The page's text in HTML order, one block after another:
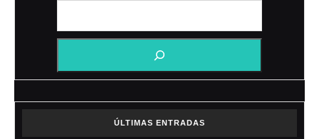
ÚLTIMAS ENTRADAS